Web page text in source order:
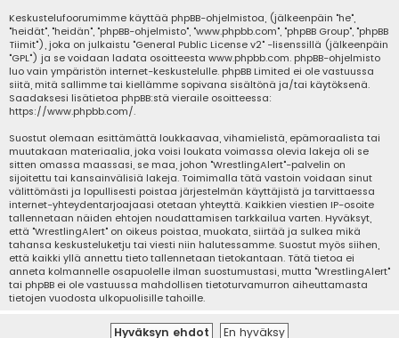
Keskustelufoorumimme käyttää phpBB-ohjelmistoa, (jälkeenpäin "he",
"heidät", "heidän", "phpBB-ohjelmisto", "www.phpbb.com", "phpBB Group", "phpBB
Tiimit"), joka on julkaistu "General Public License v2" -lisenssillä (jälkeenpäin
"GPL") ja se voidaan ladata osoitteesta www.phpbb.com. phpBB-ohjelmisto
luo vain ympäristön internet-keskustelulle. phpBB Limited ei ole vastuussa
siitä, mitä sallimme tai kiellämme sopivana sisältönä ja/tai käytöksenä.
Saadaksesi lisätietoa phpBB:stä vieraile osoitteessa:
https://www.phpbb.com/.
Suostut olemaan esittämättä loukkaavaa, vihamielistä, epämoraalista tai
muutakaan materiaalia, joka voisi loukata voimassa olevia lakeja oli se
sitten omassa maassasi, se maa, johon "WrestlingAlert"-palvelin on
sijoitettu tai kansainvälisiä lakeja. Toimimalla tätä vastoin voidaan sinut
välittömästi ja lopullisesti poistaa järjestelmän käyttäjistä ja tarvittaessa
internet-yhteydentarjoajaasi otetaan yhteyttä. Kaikkien viestien IP-osoite
tallennetaan näiden ehtojen noudattamisen tarkkailua varten. Hyväksyt,
että "WrestlingAlert" on oikeus poistaa, muokata, siirtää ja sulkea mikä
tahansa keskusteluketju tai viesti niin halutessamme. Suostut myös siihen,
että kaikki yllä annettu tieto tallennetaan tietokantaan. Tätä tietoa ei
anneta kolmannelle osapuolelle ilman suostumustasi, mutta "WrestlingAlert"
tai phpBB ei ole vastuussa mahdollisen tietoturvamurron aiheuttamasta
tietojen vuodosta ulkopuolisille tahoille.